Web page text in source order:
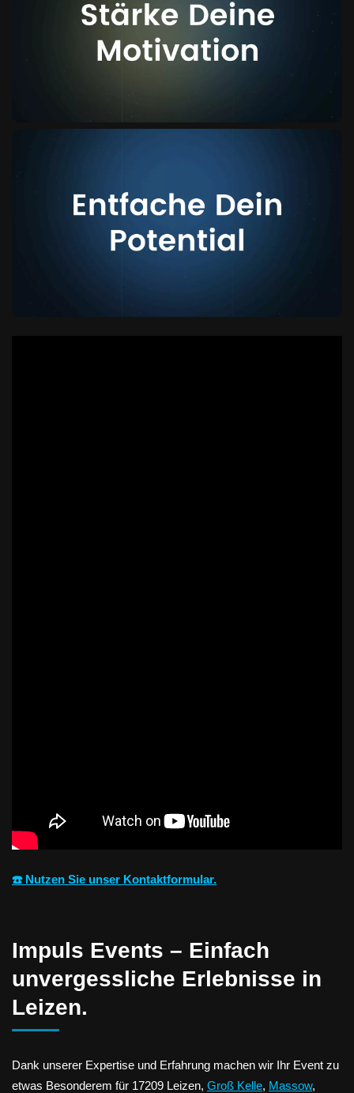
☎️ Nutzen Sie unser Kontaktformular.
Impuls Events – Einfach
unvergessliche Erlebnisse in
Leizen.
Dank unserer Expertise und Erfahrung machen wir Ihr Event zu
etwas Besonderem für 17209 Leizen, Groß Kelle, Massow,